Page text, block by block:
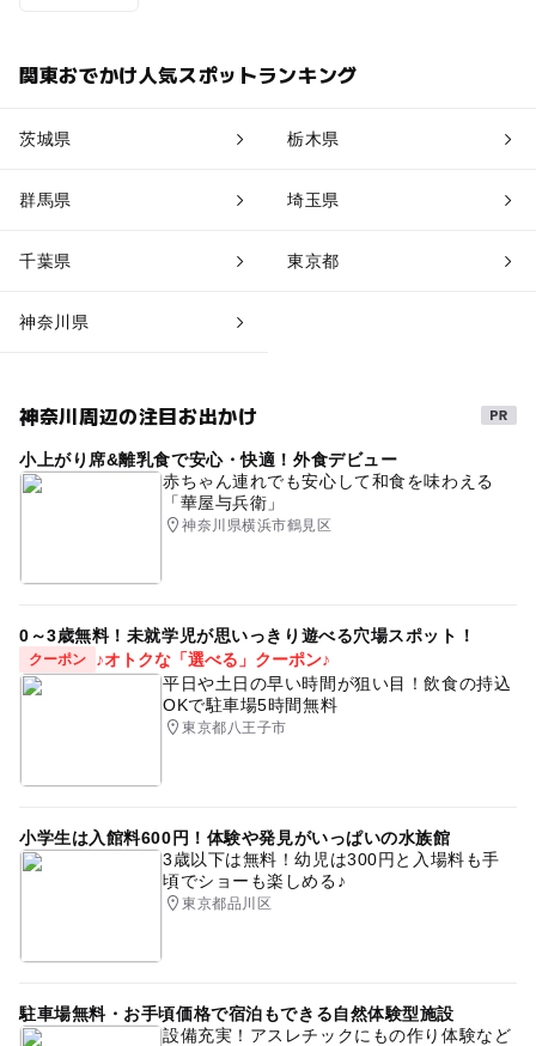
関東おでかけ人気スポットランキング
茨城県 栃木県
群馬県 埼玉県
千葉県 東京都
神奈川県
神奈川周辺の注目お出かけ
小上がり席&離乳食で安心・快適！外食デビュー
赤ちゃん連れでも安心して和食を味わえる
「華屋与兵衛」
神奈川県横浜市鶴見区
0～3歳無料！未就学児が思いっきり遊べる穴場スポット！
クーポン
♪オトクな「選べる」クーポン♪
平日や土日の早い時間が狙い目！飲食の持込
OKで駐車場5時間無料
東京都八王子市
小学生は入館料600円！体験や発見がいっぱいの水族館
3歳以下は無料！幼児は300円と入場料も手
頃でショーも楽しめる♪
東京都品川区
駐車場無料・お手頃価格で宿泊もできる自然体験型施設
設備充実！アスレチックにもの作り体験など